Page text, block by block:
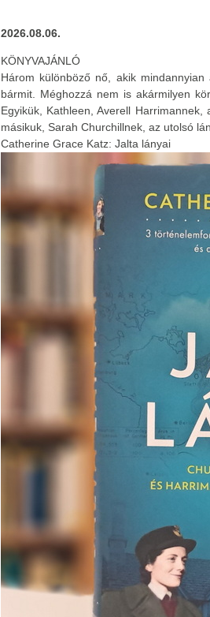
2026.08.06.
KÖNYVAJÁNLÓ
Három különböző nő, akik
bármit. Méghozzá nem is akármilyen
Egyikük, Kathleen, Averell
másikuk, Sarah Churchillnek, az utolsó
Catherine Grace Katz: Jalta lányai